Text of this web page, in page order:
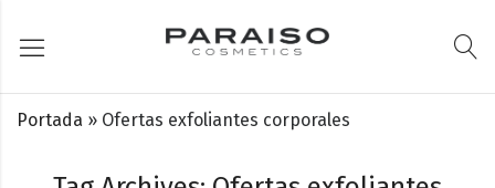
Portada » Ofertas exfoliantes corporales